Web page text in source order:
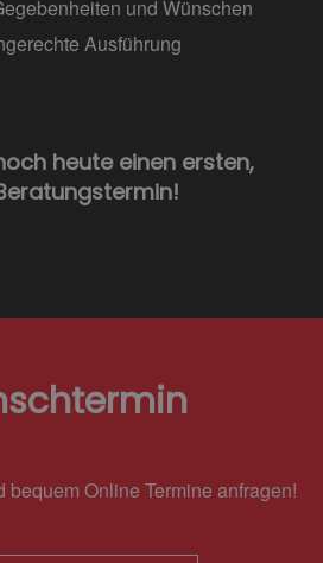
und Wünschen
Ausführung
heute einen ersten,
bequem Online Termine anfragen!